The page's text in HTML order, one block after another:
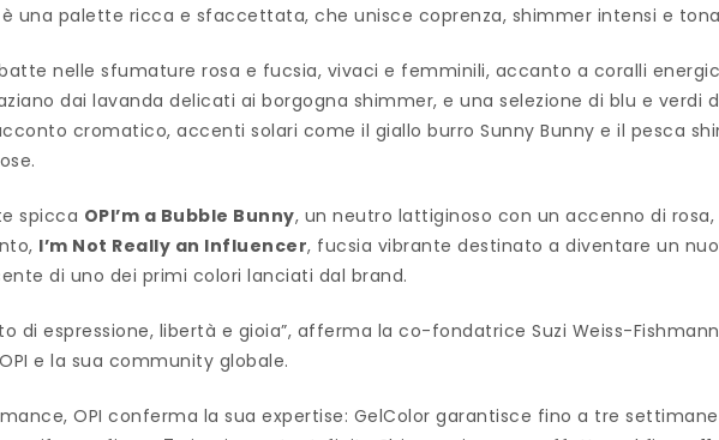
una palette ricca e sfaccettata, che unisce coprenza, shimmer intensi e
nelle sfumature rosa e fucsia, vivaci e femminili, accanto a coralli
dai lavanda delicati ai borgogna shimmer, e una selezione di blu e
cromatico, accenti solari come il giallo burro Sunny Bunny e il pesca
spicca OPI’m a Bubble Bunny, un neutro lattiginoso con un accenno di
I’m Not Really an Influencer, fucsia vibrante destinato a diventare un
di uno dei primi colori lanciati dal brand.
di espressione, libertà e gioia”, afferma la co-fondatrice Suzi Weiss-
e la sua community globale.
OPI conferma la sua expertise: GelColor garantisce fino a tre